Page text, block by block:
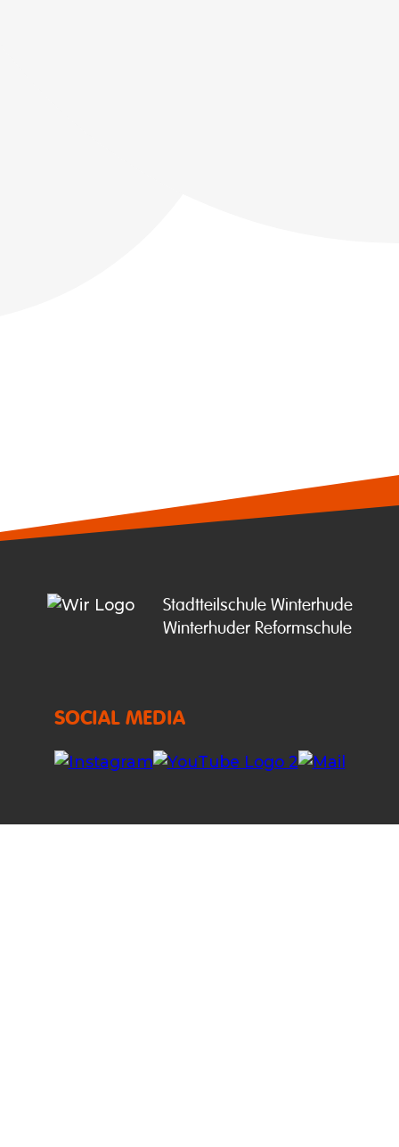
Stadtteilschule Winterhude
Winterhuder Reformschule
SOCIAL MEDIA